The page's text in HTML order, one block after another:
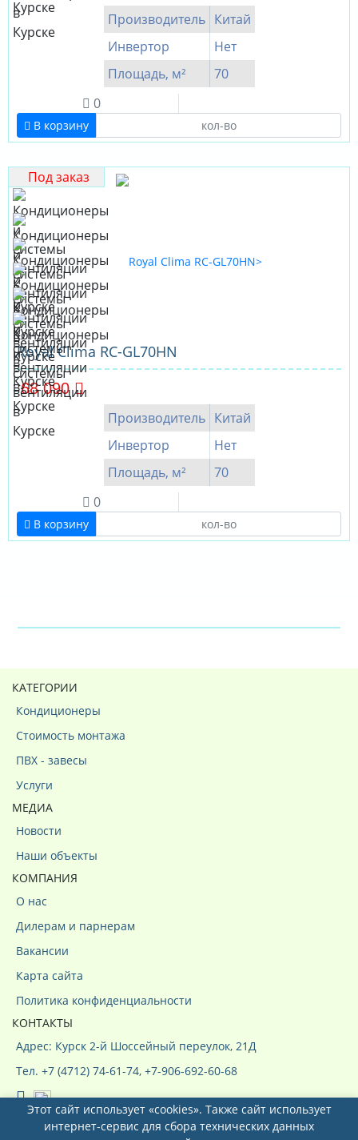
Производитель Китай
Инвертор
Нет
Площадь, м²
70
0
В корзину
Под заказ
Royal Clima RC-GL70HN
68 090
Производитель Китай
Инвертор
Нет
Площадь, м²
70
0
В корзину
КАТЕГОРИИ
Кондиционеры
Стоимость монтажа
ПВХ - завесы
Услуги
МЕДИА
Новости
Наши объекты
КОМПАНИЯ
О нас
Дилерам и парнерам
Вакансии
Карта сайта
Политика конфиденциальности
КОНТАКТЫ
Адрес: Курск 2-й Шоссейный переулок, 21Д
Тел. +7 (4712) 74-61-74, +7-906-692-60-68
Этот сайт использует «cookies». Также сайт использует
интернет-сервис для сбора технических данных